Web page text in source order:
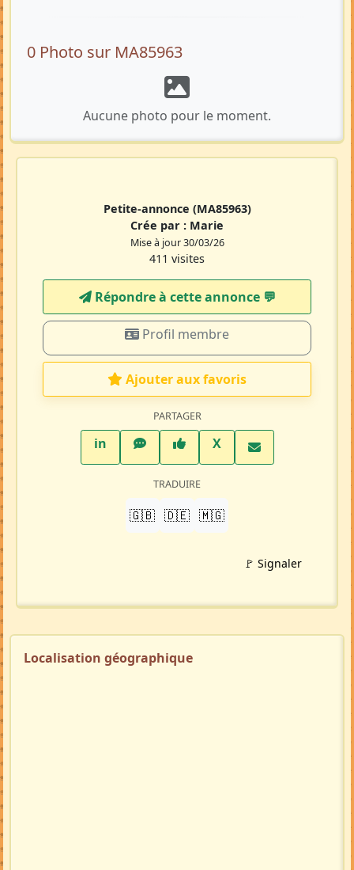
0 Photo sur MA85963
Aucune photo pour le moment.
Petite-annonce (MA85963)
Crée par : Marie
Mise à jour 30/03/26
411 visites
Répondre à cette annonce 💬​
Profil membre
Ajouter aux favoris
PARTAGER
inLinkedInWhatsAppFacebook
XTwitter X
TRADUIRE
🇬🇧 🇩🇪 🇲🇬
🚩 Signaler
Localisation géographique